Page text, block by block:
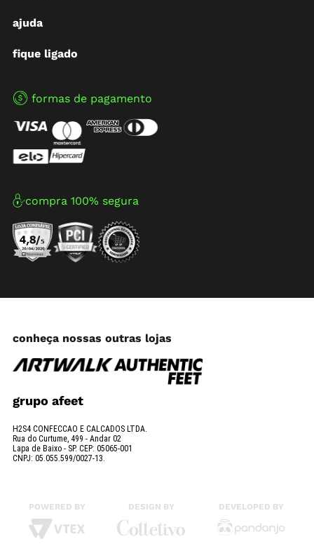
ajuda
fique ligado
formas de pagamento
compra 100% segura
conheça nossas outras lojas
grupo afeet
H2S4 CONFECCAO E CALCADOS LTDA.
Rua do Curtume, 499 - Andar 02
Lapa de Baixo - SP. CEP: 05065-001
CNPJ: 05.055.599/0027-13.
POWERED BY DESIGN BY DEVELOPED BY